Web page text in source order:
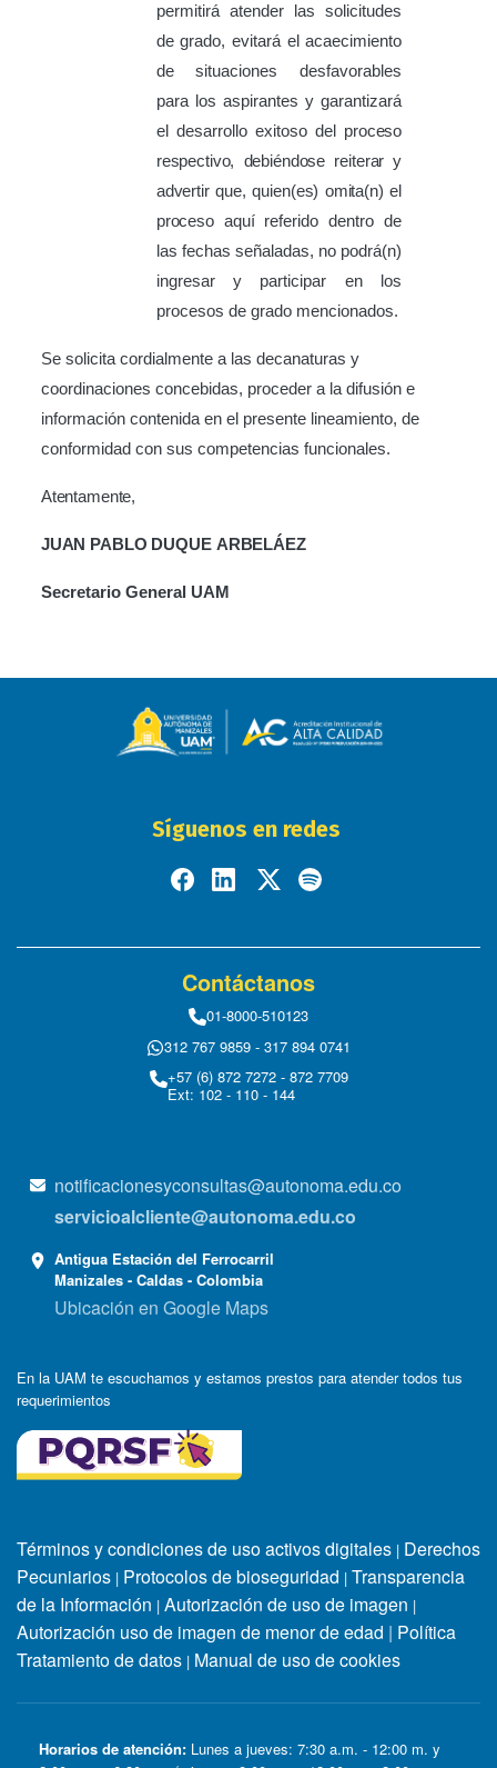
permitirá atender las solicitudes
de grado, evitará el acaecimiento
de situaciones desfavorables
para los aspirantes y garantizará
el desarrollo exitoso del proceso
respectivo, debiéndose reiterar y
advertir que, quien(es) omita(n) el
proceso aquí referido dentro de
las fechas señaladas, no podrá(n)
ingresar y participar en los
procesos de grado mencionados.
Se solicita cordialmente a las decanaturas y
coordinaciones concebidas, proceder a la difusión e
información contenida en el presente lineamiento, de
conformidad con sus competencias funcionales.
Atentamente,
JUAN PABLO DUQUE ARBELÁEZ
Secretario General UAM
Síguenos en redes
Contáctanos
01-8000-510123
312 767 9859 - 317 894 0741
+57 (6) 872 7272 - 872 7709
Ext: 102 - 110 - 144
notificacionesyconsultas@autonoma.edu.co
servicioalcliente@autonoma.edu.co
Antigua Estación del Ferrocarril
Manizales - Caldas - Colombia
Ubicación en Google Maps
En la UAM te escuchamos y estamos prestos para atender todos tus
requerimientos
Términos y condiciones de uso activos digitales | Derechos
Pecuniarios | Protocolos de bioseguridad | Transparencia
de la Información | Autorización de uso de imagen |
Autorización uso de imagen de menor de edad | Política
Tratamiento de datos | Manual de uso de cookies
Horarios de atención: Lunes a jueves: 7:30 a.m. - 12:00 m. y